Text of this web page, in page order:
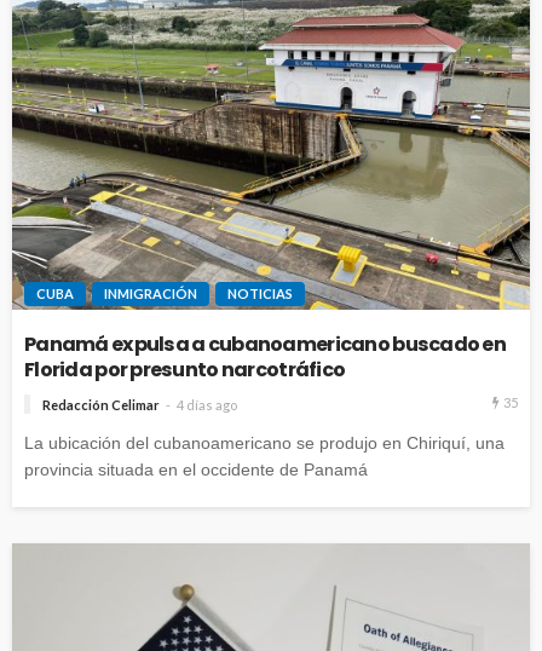
CUBA INMIGRACIÓN NOTICIAS
Panamá expulsa a cubanoamericano buscado en
Florida por presunto narcotráfico
Redacción Celimar 4 días ago 35
La ubicación del cubanoamericano se produjo en Chiriquí, una
provincia situada en el occidente de Panamá